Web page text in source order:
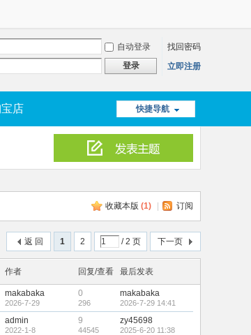
自动登录
找回密码
登录 立即注册
快捷导航
店
收藏本版 (1) 订阅
1 2 / 2 页 下一页
返 回
作者 回复/查看 最后发表
makabaka
2026-7-29
0
296
makabaka
2026-7-29 14:41
admin
2022-1-8
9
44545
zy45698
2025-6-20 11:38